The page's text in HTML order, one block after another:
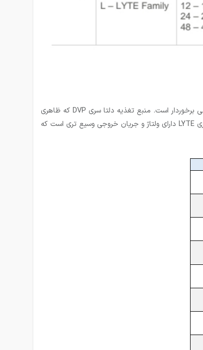
بطور کلی منابع تغذیه دلتا یا همان delta powersupply درمقایسه با سایر برندهای با کیفیت بازار اتوماسیون صنعتی از قیمت و مرغوبیت مناسبی برخوردار است. منبع تغذیه دلتا سری DVP که ظاهری
شبیه به پی ال سی و کارت (ماژول)های دلتا دارند 24 ولت و با جریان خروجی یک آمپر، دو آمپر و پنج آمپر موجود در بازار هستند اما این مدل سری LYTE دارای ولتاژ و جریان خروجی وسیع تری است که